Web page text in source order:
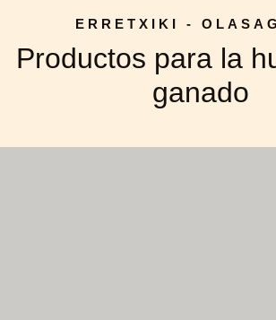
ERRETXIKI -
Productos para la
ganado